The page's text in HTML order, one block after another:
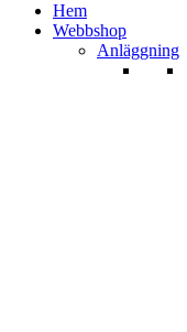
Hem
Webbshop
Anläggning